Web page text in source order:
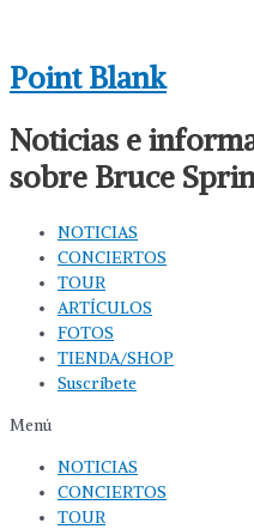
contenido
Point Blank
Noticias e
sobre Bruce
NOTICIAS
CONCIERTOS
TOUR
ARTÍCULOS
FOTOS
TIENDA/SHOP
Suscríbete
Menú
NOTICIAS
CONCIERTOS
TOUR